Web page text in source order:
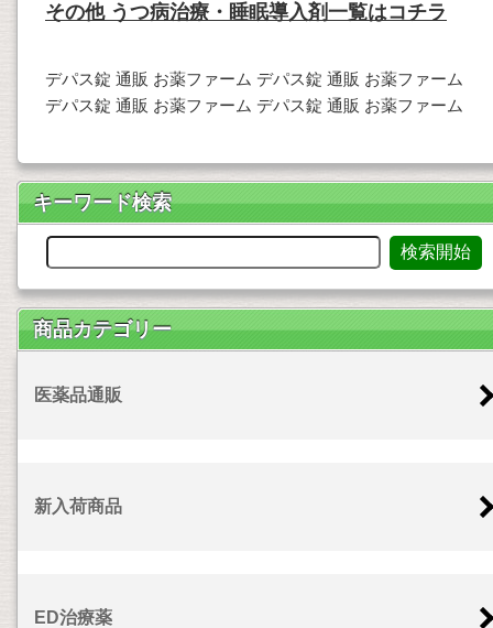
その他 うつ病治療・睡眠導入剤一覧はコチラ
デパス錠 通販 お薬ファーム デパス錠 通販 お薬ファーム
デパス錠 通販 お薬ファーム デパス錠 通販 お薬ファーム
キーワード検索
商品カテゴリー
医薬品通販
新入荷商品
ED治療薬